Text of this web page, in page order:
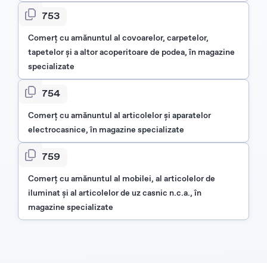
4753
Comerţ cu amănuntul al covoarelor, carpetelor,
tapetelor şi a altor acoperitoare de podea, în magazine
specializate
4754
Comerţ cu amănuntul al articolelor şi aparatelor
electrocasnice, în magazine specializate
4759
Comerţ cu amănuntul al mobilei, al articolelor de
iluminat şi al articolelor de uz casnic n.c.a., în
magazine specializate